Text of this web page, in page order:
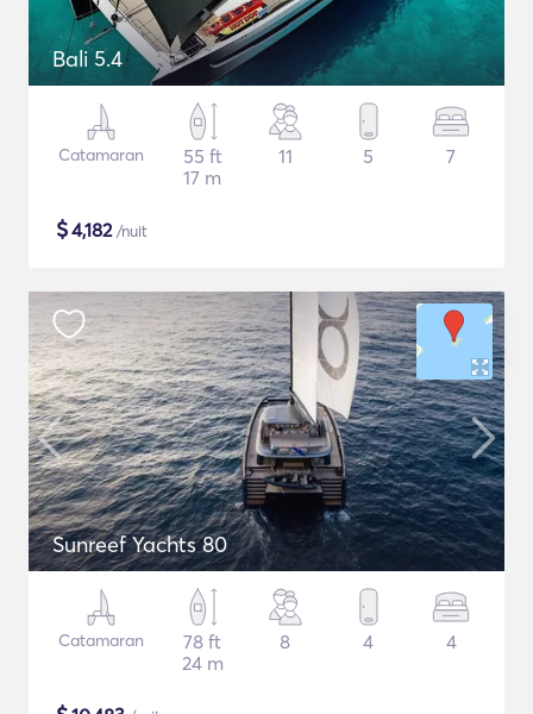
Bali 5.4
Catamaran
55 ft
17 m
11 5 7
$4,182/nuit
Sunreef Yachts 80
Catamaran
78 ft
24 m
8 4 4